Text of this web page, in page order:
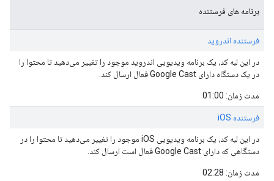
برنامه های فرستنده
فرستنده اندروید
در این لبه کد، یک برنامه ویدیویی اندروید موجود را تغییر می‌دهید تا محتوا را
در یک دستگاه دارای Google Cast فعال ارسال کند.
مدت زمان: 01:00
فرستنده iOS
در این لبه کد، یک برنامه ویدیویی iOS موجود را تغییر می‌دهید تا محتوا را در
دستگاهی که دارای Google Cast فعال است ارسال کند.
مدت زمان: 02:28